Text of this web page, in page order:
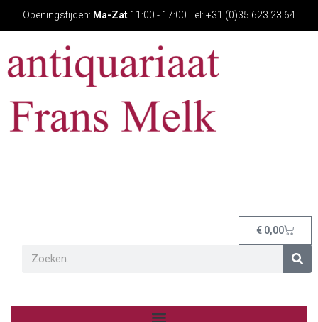
Openingstijden: Ma-Zat 11:00 - 17:00 Tel: +31 (0)35 623 23 64
€ 0,00